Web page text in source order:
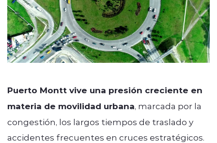
Puerto Montt vive una presión creciente en
materia de movilidad urbana, marcada por la
congestión, los largos tiempos de traslado y
accidentes frecuentes en cruces estratégicos.